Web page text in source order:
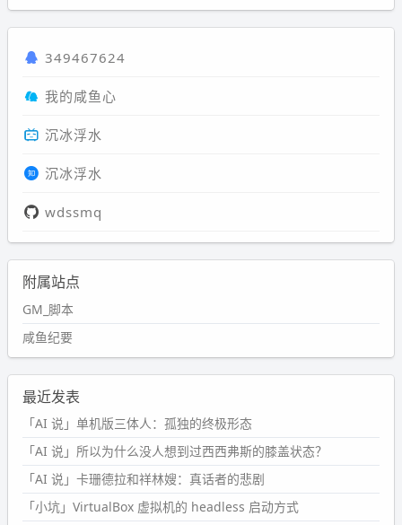
349467624
我的咸鱼心
沉冰浮水
沉冰浮水
wdssmq
附属站点
GM_脚本
咸鱼纪要
最近发表
「AI 说」单机版三体人：孤独的终极形态
「AI 说」所以为什么没人想到过西西弗斯的膝盖状态？
「AI 说」卡珊德拉和祥林嫂：真话者的悲剧
「小坑」VirtualBox 虚拟机的 headless 启动方式